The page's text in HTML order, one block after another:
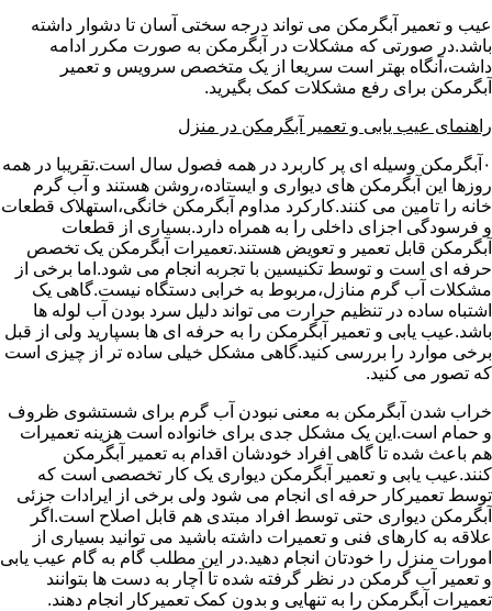
عیب و تعمیر آبگرمکن می تواند درجه سختی آسان تا دشوار داشته
باشد.در صورتی که مشکلات در آبگرمکن به صورت مکرر ادامه
داشت،آنگاه بهتر است سریعا از یک متخصص سرویس و تعمیر
آبگرمکن برای رفع مشکلات کمک بگیرید.
راهنمای عیب یابی و تعمیر آبگرمکن در منزل
۰آبگرمکن وسیله ای پر کاربرد در همه فصول سال است.تقریبا در همه
روزها این آبگرمکن های دیواری و ایستاده،روشن هستند و آب گرم
خانه را تامین می کنند.کارکرد مداوم آبگرمکن خانگی،استهلاک قطعات
و فرسودگی اجزای داخلی را به همراه دارد.بسیاری از قطعات
آبگرمکن قابل تعمیر و تعویض هستند.تعمیرات آبگرمکن یک تخصص
حرفه ای است و توسط تکنیسین با تجربه انجام می شود.اما برخی از
مشکلات آب گرم منازل،مربوط به خرابی دستگاه نیست.گاهی یک
اشتباه ساده در تنظیم حرارت می تواند دلیل سرد بودن آب لوله ها
باشد.عیب یابی و تعمیر آبگرمکن را به حرفه ای ها بسپارید ولی از قبل
برخی موارد را بررسی کنید.گاهی مشکل خیلی ساده تر از چیزی است
که تصور می کنید.
خراب شدن آبگرمکن به معنی نبودن آب گرم برای شستشوی ظروف
و حمام است.این یک مشکل جدی برای خانواده است هزینه تعمیرات
هم باعث شده تا گاهی افراد خودشان اقدام به تعمیر آبگرمکن
کنند.عیب یابی و تعمیر آبگرمکن دیواری یک کار تخصصی است که
توسط تعمیرکار حرفه ای انجام می شود ولی برخی از ایرادات جزئی
آبگرمکن دیواری حتی توسط افراد مبتدی هم قابل اصلاح است.اگر
علاقه به کارهای فنی و تعمیرات داشته باشید می توانید بسیاری از
امورات منزل را خودتان انجام دهید.در این مطلب گام به گام عیب یابی
و تعمیر آب گرمکن در نظر گرفته شده تا آچار به دست ها بتوانند
تعمیرات آبگرمکن را به تنهایی و بدون کمک تعمیرکار انجام دهند.